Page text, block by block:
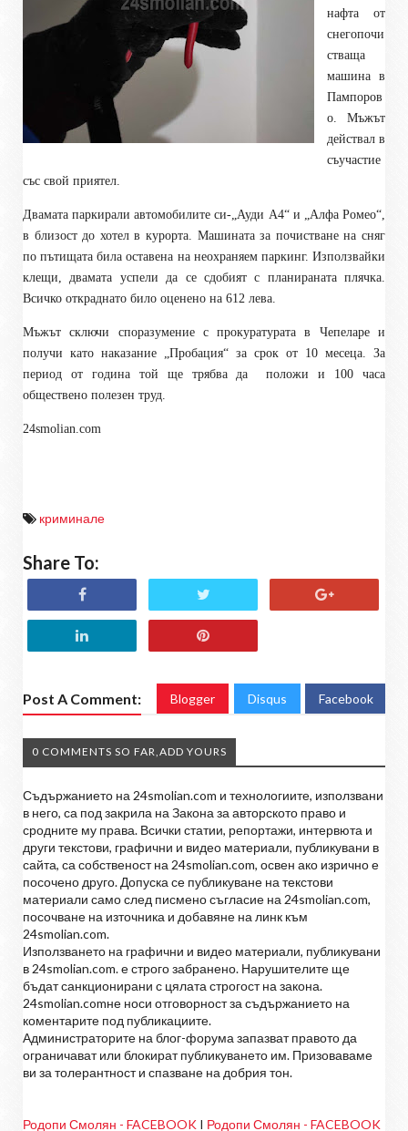
нафта от
снегопочи
стваща
машина в
Пампоров
о. Мъжът
действал в
съучастие
със свой приятел.
Двамата паркирали автомобилите си-„Ауди А4“ и „Алфа Ромео“,
в близост до хотел в курорта. Машината за почистване на сняг
по пътищата била оставена на неохраняем паркинг. Използвайки
клещи, двамата успели да се сдобият с планираната плячка.
Всичко откраднато било оценено на 612 лева.
Мъжът сключи споразумение с прокуратурата в Чепеларе и
получи като наказание „Пробация“ за срок от 10 месеца. За
период от година той ще трябва да
положи и 100 часа
обществено полезен труд.
24smolian.com
криминале
Share To:
Post A Comment: Blogger Disqus Facebook
0 COMMENTS SO FAR,ADD YOURS
Съдържанието на 24smolian.com и технологиите, използвани
в него, са под закрила на Закона за авторското право и
сродните му права. Всички статии, репортажи, интервюта и
други текстови, графични и видео материали, публикувани в
сайта, са собственост на 24smolian.com, освен ако изрично е
посочено друго. Допуска се публикуване на текстови
материали само след писмено съгласие на 24smolian.com,
посочване на източника и добавяне на линк към
24smolian.com.
Използването на графични и видео материали, публикувани
в 24smolian.com. е строго забранено. Нарушителите ще
бъдат санкционирани с цялата строгост на закона.
24smolian.comне носи отговорност за съдържанието на
коментарите под публикациите.
Администраторите на блог-форума запазват правото да
ограничават или блокират публикуването им. Призоваваме
ви за толерантност и спазване на добрия тон.
Родопи Смолян - FACEBOOK I Родопи Смолян - FACEBOOK